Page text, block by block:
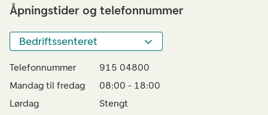
Åpningstider og telefonnummer
Bedriftssenteret
Telefonnummer
915 04800
Mandag til fredag
08:00 - 18:00
Lørdag
Stengt